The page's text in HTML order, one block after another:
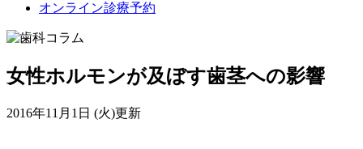
オンライン診療予約
女性ホルモンが及ぼす歯茎への影響
2016年11月1日 (火)更新